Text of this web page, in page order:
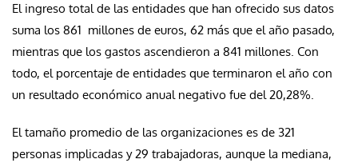
El ingreso total de las entidades que han ofrecido sus datos
suma los 861 millones de euros, 62 más que el año pasado,
mientras que los gastos ascendieron a 841 millones. Con
todo, el porcentaje de entidades que terminaron el año con
un resultado económico anual negativo fue del 20,28%.
El tamaño promedio de las organizaciones es de 321
personas implicadas y 29 trabajadoras, aunque la mediana,